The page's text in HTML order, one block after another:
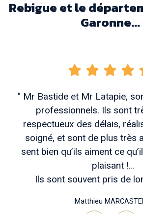
Rebigue et le
Garonne...
" Mr Bastide et Mr Latapie,
professionnels. Ils sont
respectueux des délais,
soigné, et sont de plus très
sent bien qu’ils aiment ce
plaisant !
Ils sont souvent pris de
vous voulez des travaux
Matthieu